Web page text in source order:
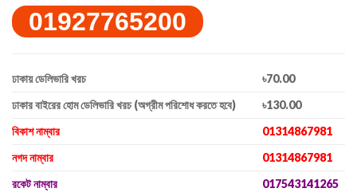
01927765200
ঢাকায় ডেলিভারি খরচ
৳70.00
ঢাকার বাইরের হোম ডেলিভারি খরচ (অগ্রীম পরিশোধ করতে হবে)
৳130.00
বিকাশ নাম্বার
01314867981
নগদ নাম্বার
01314867981
রকেট নাম্বার
017543141265